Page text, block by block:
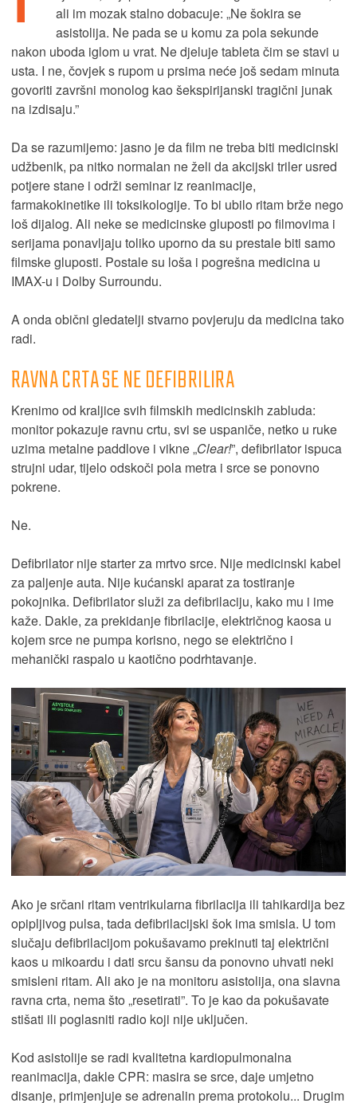
ali im mozak stalno dobacuje: „Ne šokira se
asistolija. Ne pada se u komu za pola sekunde
nakon uboda iglom u vrat. Ne djeluje tableta čim se stavi u
usta. I ne, čovjek s rupom u prsima neće još sedam minuta
govoriti završni monolog kao šekspirijanski tragični junak
na izdisaju.”
Da se razumijemo: jasno je da film ne treba biti medicinski
udžbenik, pa nitko normalan ne želi da akcijski triler usred
potjere stane i održi seminar iz reanimacije,
farmakokinetike ili toksikologije. To bi ubilo ritam brže nego
loš dijalog. Ali neke se medicinske gluposti po filmovima i
serijama ponavljaju toliko uporno da su prestale biti samo
filmske gluposti. Postale su loša i pogrešna medicina u
IMAX-u i Dolby Surroundu.
A onda obični gledatelji stvarno povjeruju da medicina tako
radi.
RAVNA CRTA SE NE DEFIBRILIRA
Krenimo od kraljice svih filmskih medicinskih zabluda:
monitor pokazuje ravnu crtu, svi se uspaniče, netko u ruke
uzima metalne paddlove i vikne „Clear!”, defibrilator ispuca
strujni udar, tijelo odskoči pola metra i srce se ponovno
pokrene.
Ne.
Defibrilator nije starter za mrtvo srce. Nije medicinski kabel
za paljenje auta. Nije kućanski aparat za tostiranje
pokojnika. Defibrilator služi za defibrilaciju, kako mu i ime
kaže. Dakle, za prekidanje fibrilacije, električnog kaosa u
kojem srce ne pumpa korisno, nego se električno i
mehanički raspalo u kaotično podrhtavanje.
Ako je srčani ritam ventrikularna fibrilacija ili tahikardija bez
opipljivog pulsa, tada defibrilacijski šok ima smisla. U tom
slučaju defibrilacijom pokušavamo prekinuti taj električni
kaos u mikoardu i dati srcu šansu da ponovno uhvati neki
smisleni ritam. Ali ako je na monitoru asistolija, ona slavna
ravna crta, nema što „resetirati”. To je kao da pokušavate
stišati ili poglasniti radio koji nije uključen.
Kod asistolije se radi kvalitetna kardiopulmonalna
reanimacija, dakle CPR: masira se srce, daje umjetno
disanje, primjenjuje se adrenalin prema protokolu... Drugim